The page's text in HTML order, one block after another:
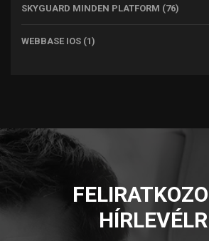
SKYGUARD MINDEN PLATFORM (76)
WEBBASE IOS (1)